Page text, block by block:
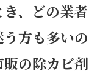
、どの業者
方も多いの
の除カビ剤